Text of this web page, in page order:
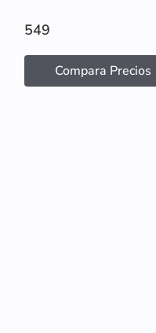
549
Compara Precios